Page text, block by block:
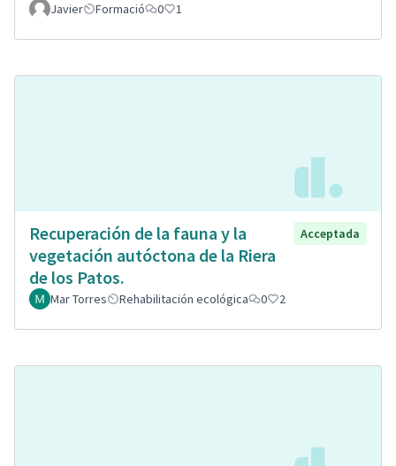
Javier Formació 0 1
Recuperación de la fauna y la
vegetación autóctona de la Riera
de los Patos.
Acceptada
Mar Torres Rehabilitación ecológica 0 2